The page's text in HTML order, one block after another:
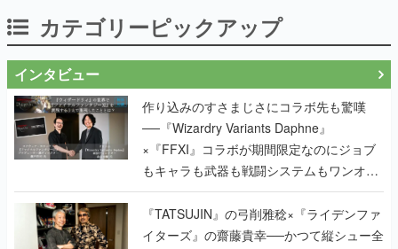
カテゴリーピックアップ
インタビュー
作り込みのすさまじさにコラボ先も驚嘆
──『Wizardry Variants Daphne』
×『FFXI』コラボが期間限定なのにジョブ
もキャラも武器も戦闘システムもワンオフ
で作り込まれた理由を両ディレクターに聞
く
『TATSUJIN』の弓削雅稔×『ライデンファ
イターズ』の齋藤貴幸──かつて縦シュー全